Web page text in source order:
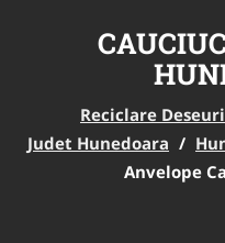
Reciclare Deseuri
Judet Hunedoara /
Anvelope